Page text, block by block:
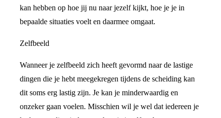
kan hebben op hoe jij nu naar jezelf kijkt, hoe je je in
bepaalde situaties voelt en daarmee omgaat.
Zelfbeeld
Wanneer je zelfbeeld zich heeft gevormd naar de lastige
dingen die je hebt meegekregen tijdens de scheiding kan
dit soms erg lastig zijn. Je kan je minderwaardig en
onzeker gaan voelen. Misschien wil je wel dat iedereen je